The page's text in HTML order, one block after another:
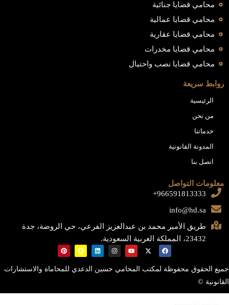
محامي قضايا جنائية
محامي قضايا عمالية
محامي قضايا عقارية
محامي قضايا مخدرات
محامي قضايا نصب واحتيال
روابط سريعة
الرئيسية
من نحن
خدماتنا
المدونة القانونية
اتصل بنا
معلومات التواصل
966591813333+
info@hd.sa
طريق الأمير محمد بن عبدالعزيز الفرعي، حي الروضة، جدة
23432، المملكة العربية السعودية.
جميع الحقوق محفوظة لمكتب المحامي حسين الدعدي للمحاماة والاستشارات
القانونية ©